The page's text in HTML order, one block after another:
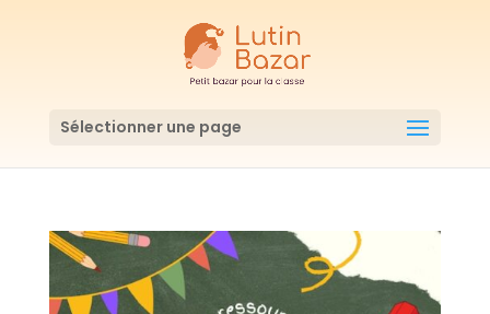
Sélectionner une page